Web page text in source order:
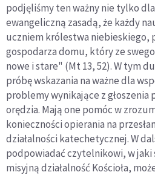
podjęliśmy ten ważny nie tylko
ewangeliczną zasadą, że każdy
uczniem królestwa niebieskiego,
gospodarza domu, który ze
nowe i stare" (Mt 13, 52). W tym
próbę wskazania na ważne dla
problemy wynikające z głoszenia
orędzia. Mają one pomóc w
konieczności opierania na
działalności katechetycznej. W
podpowiadać czytelnikowi, w
misyjną działalność Kościoła,